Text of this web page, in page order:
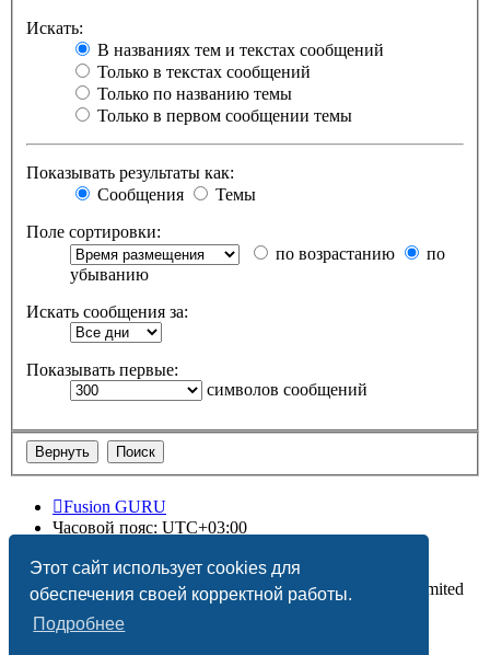
Этот сайт использует cookies для
обеспечения своей корректной работы.
Подробнее
Искать:
В названиях тем и текстах сообщений
Только в текстах сообщений
Только по названию темы
Только в первом сообщении темы
Показывать результаты как:
Сообщения
Темы
Поле сортировки:
по возрастанию
по
убыванию
Искать сообщения за:
Показывать первые:
символов сообщений
Fusion GURU
Часовой пояс: UTC+03:00
Создано на основеphpBB® Forum Software © phpBB Limited